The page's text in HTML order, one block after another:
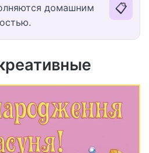
домашним
📋